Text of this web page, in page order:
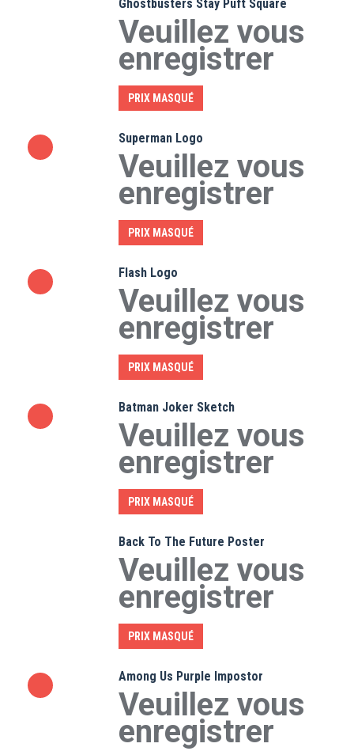
Ghostbusters Stay Puft Square
Veuillez vous
enregistrer
PRIX MASQUÉ
Superman Logo
Veuillez vous
enregistrer
PRIX MASQUÉ
Flash Logo
Veuillez vous
enregistrer
PRIX MASQUÉ
Batman Joker Sketch
Veuillez vous
enregistrer
PRIX MASQUÉ
Back To The Future Poster
Veuillez vous
enregistrer
PRIX MASQUÉ
Among Us Purple Impostor
Veuillez vous
enregistrer